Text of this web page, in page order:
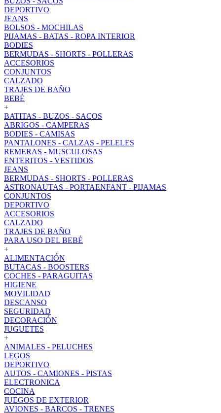
DEPORTIVO
JEANS
BOLSOS - MOCHILAS
PIJAMAS - BATAS - ROPA INTERIOR
BODIES
BERMUDAS - SHORTS - POLLERAS
ACCESORIOS
CONJUNTOS
CALZADO
TRAJES DE BAÑO
BEBÉ
+
BATITAS - BUZOS - SACOS
ABRIGOS - CAMPERAS
BODIES - CAMISAS
PANTALONES - CALZAS - PELELES
REMERAS - MUSCULOSAS
ENTERITOS - VESTIDOS
JEANS
BERMUDAS - SHORTS - POLLERAS
ASTRONAUTAS - PORTAENFANT - PIJAMAS
CONJUNTOS
DEPORTIVO
ACCESORIOS
CALZADO
TRAJES DE BAÑO
PARA USO DEL BEBÉ
+
ALIMENTACIÓN
BUTACAS - BOOSTERS
COCHES - PARAGUITAS
HIGIENE
MOVILIDAD
DESCANSO
SEGURIDAD
DECORACIÓN
JUGUETES
+
ANIMALES - PELUCHES
LEGOS
DEPORTIVO
AUTOS - CAMIONES - PISTAS
ELECTRONICA
COCINA
JUEGOS DE EXTERIOR
AVIONES - BARCOS - TRENES